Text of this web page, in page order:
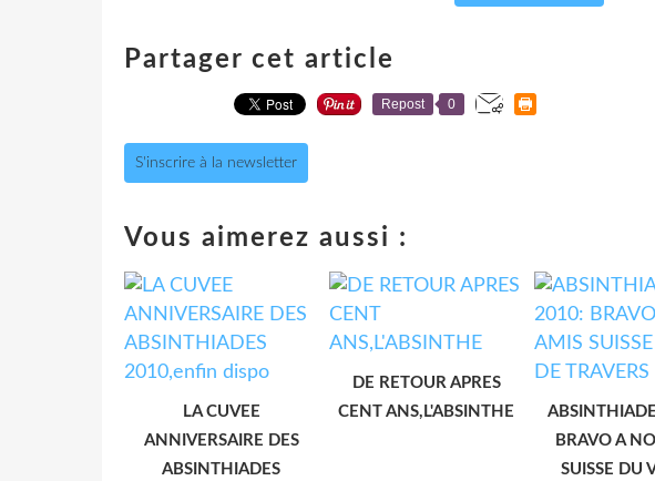
Partager cet article
Repost 0
S'inscrire à la newsletter
Vous aimerez aussi :
LA CUVEE
ANNIVERSAIRE DES
ABSINTHIADES
DE RETOUR APRES
CENT ANS,L'ABSINTHE
BRAVO A
SUISSE DU